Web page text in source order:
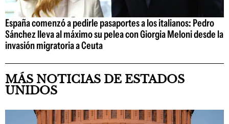
España comenzó a pedirle pasaportes a los italianos: Pedro
Sánchez lleva al máximo su pelea con Giorgia Meloni desde la
invasión migratoria a Ceuta
MÁS NOTICIAS DE ESTADOS
UNIDOS